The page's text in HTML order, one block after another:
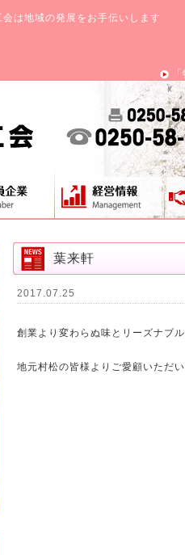
は地域の発展をお手伝いします
葉来軒
2017.07.25
創業より変わらぬ味とリーズナブ
地元村松の皆様よりご愛顧いただ